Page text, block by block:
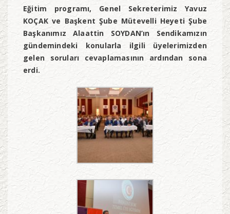
Eğitim programı, Genel Sekreterimiz Yavuz
KOÇAK ve Başkent Şube Mütevelli Heyeti Şube
Başkanımız Alaattin SOYDAN’ın Sendikamızın
gündemindeki konularla ilgili üyelerimizden
gelen soruları cevaplamasının ardından sona
erdi.